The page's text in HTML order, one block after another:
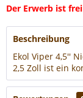
Der Erwerb ist
Beschreibung
Ekol Viper 4,5''
2,5 Zoll ist ein